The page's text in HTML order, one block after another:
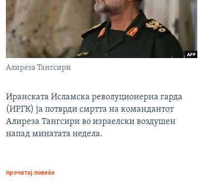
Алиреза Тангсири
Иранската Исламска револуционерна гарда
(ИРГК) ја потврди смртта на командантот
Алиреза Тангсири во израелски воздушен
напад минатата недела.
прочитај повеќе